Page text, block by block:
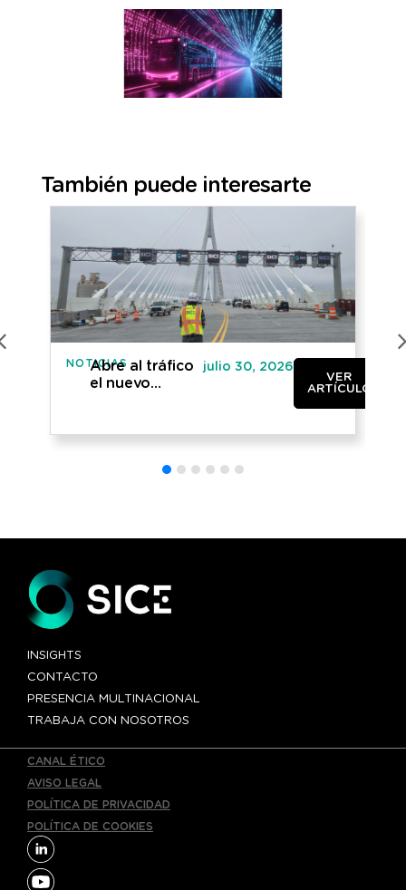
También puede interesarte
NOTICIAS
Abre al tráfico
el nuevo
entre Canadá y
julio 30, 2026
VER
ARTÍCULO
INSIGHTS
CONTACTO
PRESENCIA MULTINACIONAL
TRABAJA CON NOSOTROS
CANAL ÉTICO
AVISO LEGAL
POLÍTICA DE PRIVACIDAD
POLÍTICA DE COOKIES